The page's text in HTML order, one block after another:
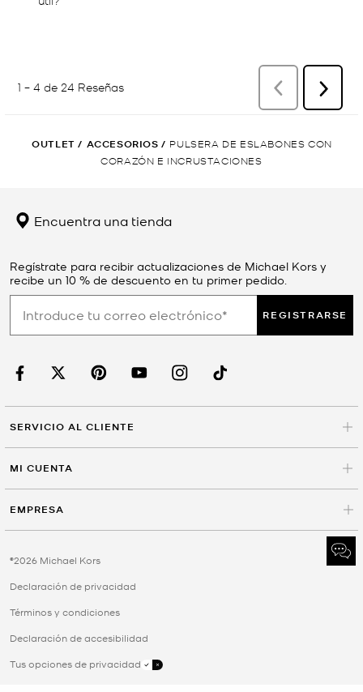
OUTLET / ACCESORIOS / PULSERA DE ESLABONES CON
CORAZÓN E INCRUSTACIONES
Encuentra una tienda
Regístrate para recibir actualizaciones de Michael Kors y
recibe un 10 % de descuento en tu primer pedido.
REGISTRARSE
SERVICIO AL CLIENTE
MI CUENTA
EMPRESA
©2026 Michael Kors
Declaración de privacidad
Términos y condiciones
Declaración de accesibilidad
Tus opciones de privacidad